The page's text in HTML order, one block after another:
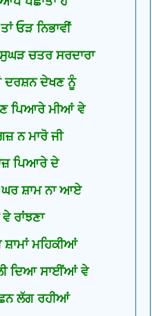
ਓੜ ਨਿਭਾਵੀਂ
ਚਤਰ ਸਰਦਾਰਾ
ਦੇਖਣ ਨੂੰ
ਪਿਆਰੇ ਮੀਆਂ ਵੇ
ਨ ਮਾਰੋ ਜੀ
ਪਿਆਰੇ ਦੇ
ਸ਼ਾਮ ਨਾ ਆਏ
ਰਾਂਝਣਾ
ਮਹਿਕੀਆਂ
ਦਿਆ ਸਾਈਂਆਂ ਵੇ
ਲੱਗ ਰਹੀਆਂ